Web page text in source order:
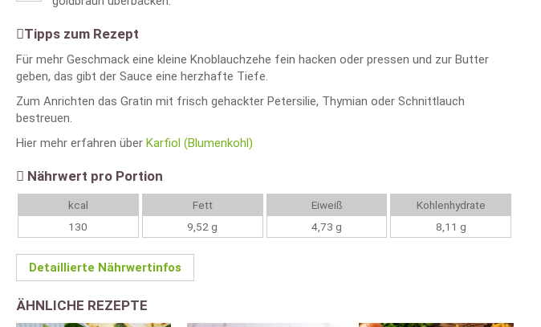
Tipps zum Rezept
Für mehr Geschmack eine kleine Knoblauchzehe fein hacken oder pressen und zur Butter
geben, das gibt der Sauce eine herzhafte Tiefe.
Zum Anrichten das Gratin mit frisch gehackter Petersilie, Thymian oder Schnittlauch
bestreuen.
Hier mehr erfahren über Karfiol (Blumenkohl)
Nährwert pro Portion
kcal
130
Fett
9,52 g
Eiweiß
4,73 g
Kohlenhydrate
8,11 g
Detaillierte Nährwertinfos
ÄHNLICHE REZEPTE